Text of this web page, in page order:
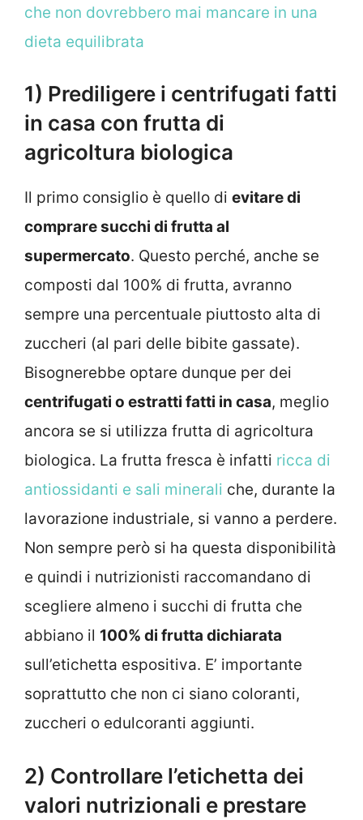
che non dovrebbero mai mancare in una
dieta equilibrata
1) Prediligere i centrifugati fatti
in casa con frutta di
agricoltura biologica
Il primo consiglio è quello di evitare di
comprare succhi di frutta al
supermercato. Questo perché, anche se
composti dal 100% di frutta, avranno
sempre una percentuale piuttosto alta di
zuccheri (al pari delle bibite gassate).
Bisognerebbe optare dunque per dei
centrifugati o estratti fatti in casa, meglio
ancora se si utilizza frutta di agricoltura
biologica. La frutta fresca è infatti ricca di
antiossidanti e sali minerali che, durante la
lavorazione industriale, si vanno a perdere.
Non sempre però si ha questa disponibilità
e quindi i nutrizionisti raccomandano di
scegliere almeno i succhi di frutta che
abbiano il 100% di frutta dichiarata
sull’etichetta espositiva. E’ importante
soprattutto che non ci siano coloranti,
zuccheri o edulcoranti aggiunti.
2) Controllare l’etichetta dei
valori nutrizionali e prestare